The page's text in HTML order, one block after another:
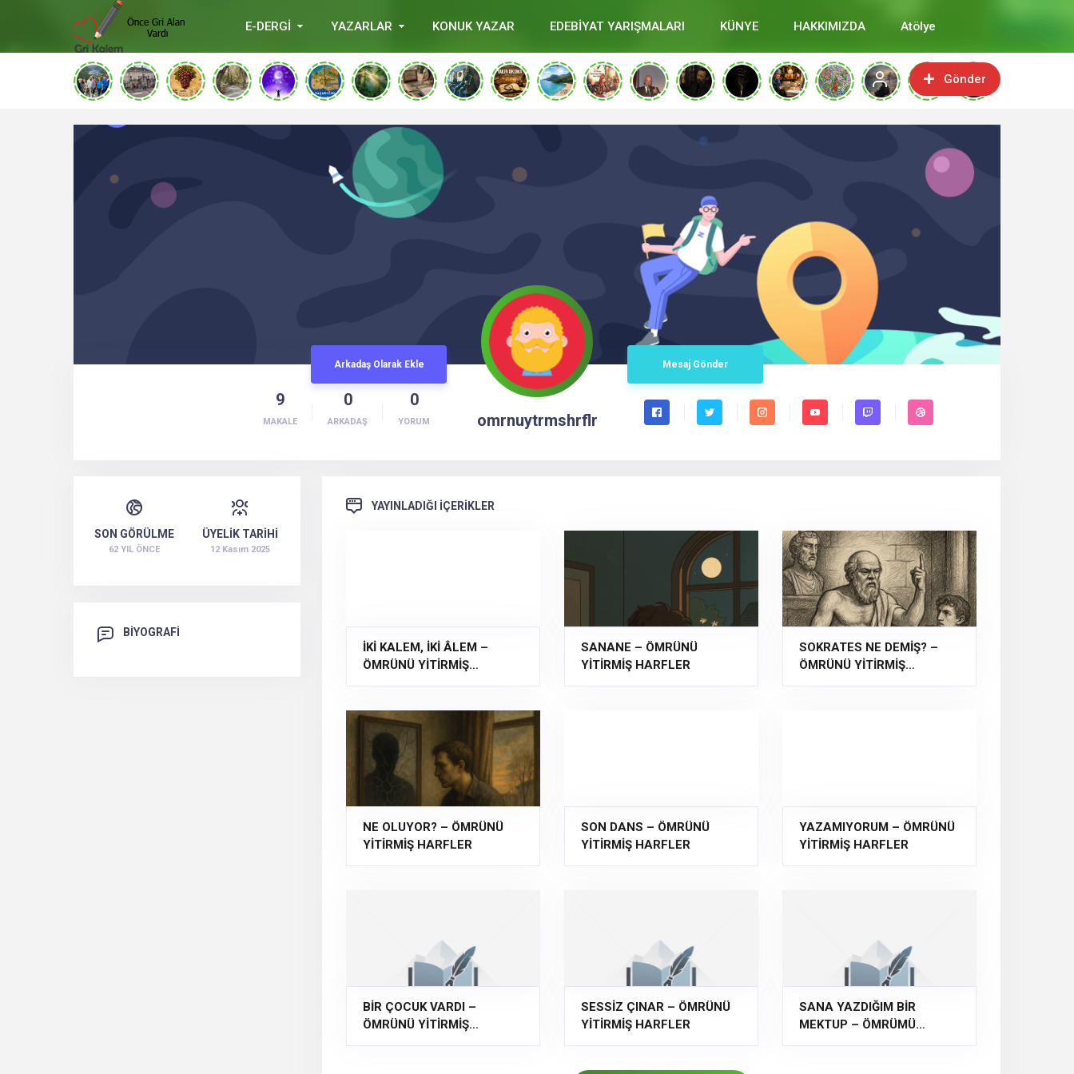
E-DERGİ YAZARLAR KONUK YAZAR EDEBİYAT YARIŞMALARI KÜNYE HAKKIMIZDA Atölye
Gönder
omrnuytrmshrflr
9
MAKALE
0
ARKADAŞ
0
YORUM
Arkadaş OlarakEkle Mesaj Gönder
SON GÖRÜLME
62 YIL ÖNCE
ÜYELİK TARİHİ
12 Kasım 2025
BİYOGRAFİ
YAYINLADIĞI İÇERİKLER
İKİ KALEM, İKİ ÂLEM –
ÖMRÜNÜ YİTİRMİŞ
SANANE – ÖMRÜNÜ
YİTİRMİŞ HARFLER
SOKRATES NE DEMİŞ? –
ÖMRÜNÜ YİTİRMİŞ
NE OLUYOR? – ÖMRÜNÜ
YİTİRMİŞ HARFLER
SON DANS – ÖMRÜNÜ
YİTİRMİŞ HARFLER
YAZAMIYORUM – ÖMRÜNÜ
YİTİRMİŞ HARFLER
BİR ÇOCUK VARDI –
ÖMRÜNÜ YİTİRMİŞ
SESSİZ ÇINAR – ÖMRÜNÜ
YİTİRMİŞ HARFLER
SANA YAZDIĞIM BİR
MEKTUP – ÖMRÜMÜ